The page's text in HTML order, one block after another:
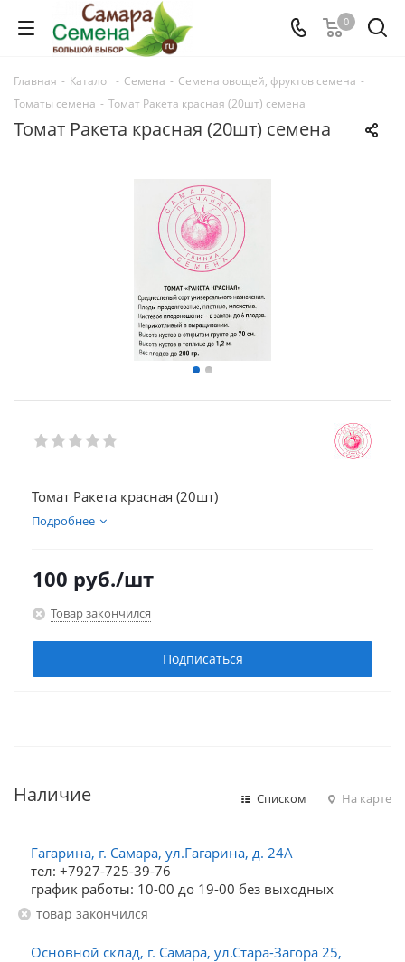
0
Главная - Каталог - Семена - Семена овощей, фруктов семена -
Томаты семена - Томат Ракета красная (20шт) семена
Томат Ракета красная (20шт) семена
Томат Ракета красная (20шт)
Подробнее
100 руб./шт
Товар закончился
Подписаться
Наличие Списком На карте
Гагарина, г. Самара, ул.Гагарина, д. 24А
тел: +7927-725-39-76
график работы: 10-00 до 19-00 без выходных
Товар закончился
Основной склад, г. Самара, ул.Стара-Загора 25,